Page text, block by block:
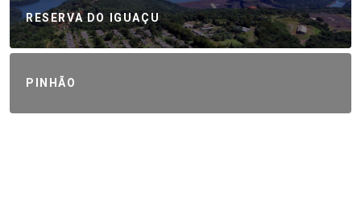
RESERVA DO IGUAÇU
PINHÃO